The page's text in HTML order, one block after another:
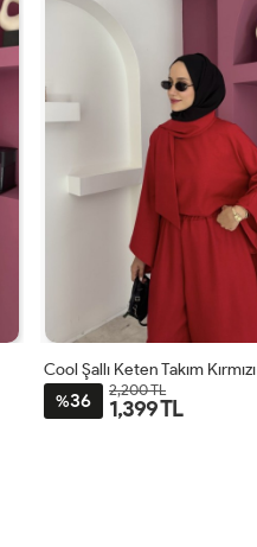
Cool Şallı Keten Takım Kırmızı
%36 2,200 TL
1,399 TL